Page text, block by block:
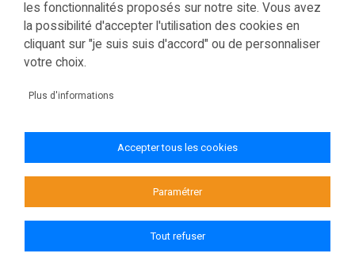
Tél.: 05 63 91 82 00
Fax.: 05 63 03 28 52
courrier@tarnetgaronne.fr
Politique de confidentialité
Plan du site
© 2026 Conseil départemental de Tarn-et-Garonne
les fonctionnalités proposés sur notre site. Vous avez
la possibilité d'accepter l'utilisation des cookies en
cliquant sur "je suis suis d'accord" ou de personnaliser
votre choix.
Plus d'informations
Accepter tous les cookies
Paramétrer
Tout refuser